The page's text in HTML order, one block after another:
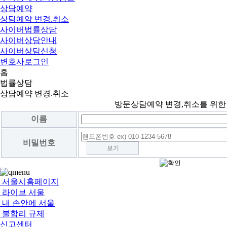
상담예약
상담예약 변경.취소
사이버법률상담
사이버상담안내
사이버상담신청
변호사로그인
홈
법률상담
상담예약 변경.취소
방문상담예약 변경,취소를 위
이름
비밀번호
보기
서울시홈페이지
라이브 서울
내 손안에 서울
불합리 규제
신고센터